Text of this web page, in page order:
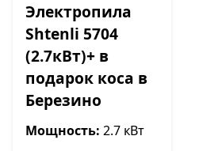
Электропила
Shtenli 5704
(2.7кВт)+ в
подарок коса в
Березино
Мощность: 2.7 кВт